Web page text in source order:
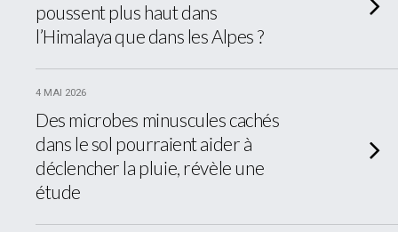
poussent plus haut dans
l’Himalaya que dans les Alpes ?
4 MAI 2026
Des microbes minuscules cachés
dans le sol pourraient aider à
déclencher la pluie, révèle une
étude